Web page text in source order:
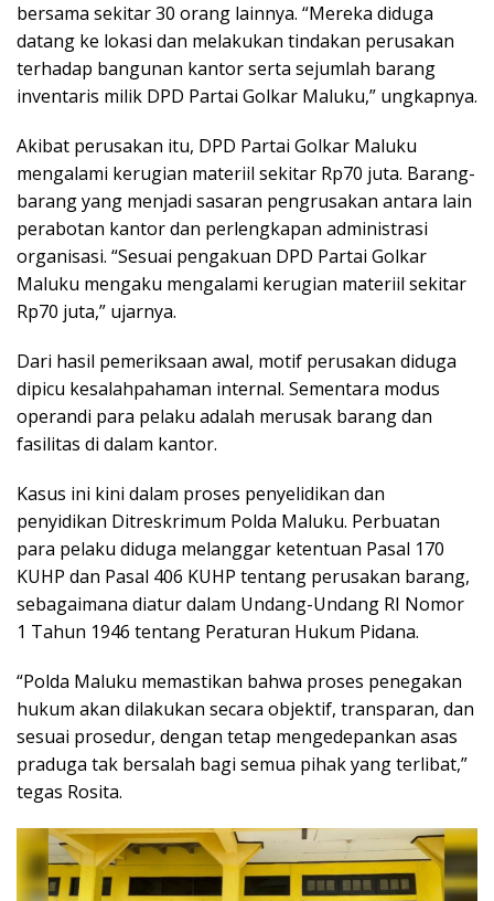
bersama sekitar 30 orang lainnya. “Mereka diduga
datang ke lokasi dan melakukan tindakan perusakan
terhadap bangunan kantor serta sejumlah barang
inventaris milik DPD Partai Golkar Maluku,” ungkapnya.
Akibat perusakan itu, DPD Partai Golkar Maluku
mengalami kerugian materiil sekitar Rp70 juta. Barang-
barang yang menjadi sasaran pengrusakan antara lain
perabotan kantor dan perlengkapan administrasi
organisasi. “Sesuai pengakuan DPD Partai Golkar
Maluku mengaku mengalami kerugian materiil sekitar
Rp70 juta,” ujarnya.
Dari hasil pemeriksaan awal, motif perusakan diduga
dipicu kesalahpahaman internal. Sementara modus
operandi para pelaku adalah merusak barang dan
fasilitas di dalam kantor.
Kasus ini kini dalam proses penyelidikan dan
penyidikan Ditreskrimum Polda Maluku. Perbuatan
para pelaku diduga melanggar ketentuan Pasal 170
KUHP dan Pasal 406 KUHP tentang perusakan barang,
sebagaimana diatur dalam Undang-Undang RI Nomor
1 Tahun 1946 tentang Peraturan Hukum Pidana.
“Polda Maluku memastikan bahwa proses penegakan
hukum akan dilakukan secara objektif, transparan, dan
sesuai prosedur, dengan tetap mengedepankan asas
praduga tak bersalah bagi semua pihak yang terlibat,”
tegas Rosita.